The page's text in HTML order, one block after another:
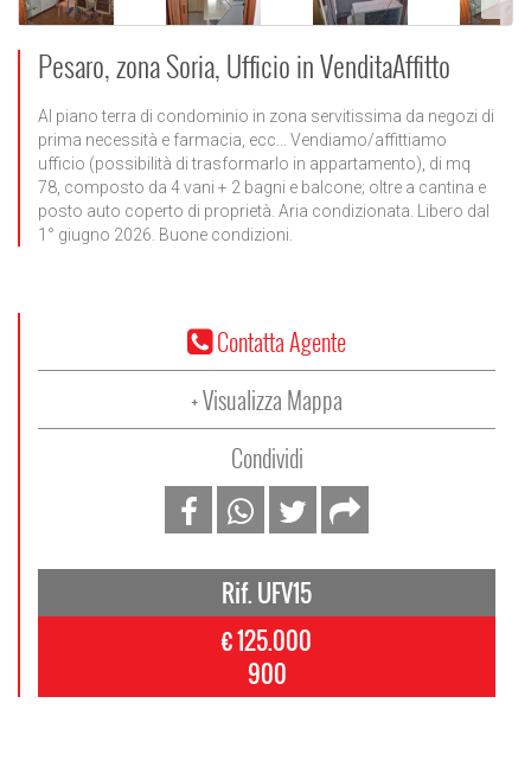
Pesaro, zona Soria, Ufficio in VenditaAffitto
Al piano terra di condominio in zona servitissima da negozi di
prima necessità e farmacia, ecc... Vendiamo/affittiamo
ufficio (possibilità di trasformarlo in appartamento), di mq
78, composto da 4 vani + 2 bagni e balcone; oltre a cantina e
posto auto coperto di proprietà. Aria condizionata. Libero dal
1° giugno 2026. Buone condizioni.
Contatta Agente
+ Visualizza Mappa
Condividi
Rif. UFV15
€ 125.000
900